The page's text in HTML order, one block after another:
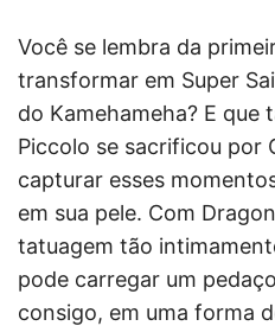
Você se lembra da
transformar em Super
do Kamehameha? E que
Piccolo se sacrificou por
capturar esses
em sua pele. Com
tatuagem tão
pode carregar um
consigo, em uma forma